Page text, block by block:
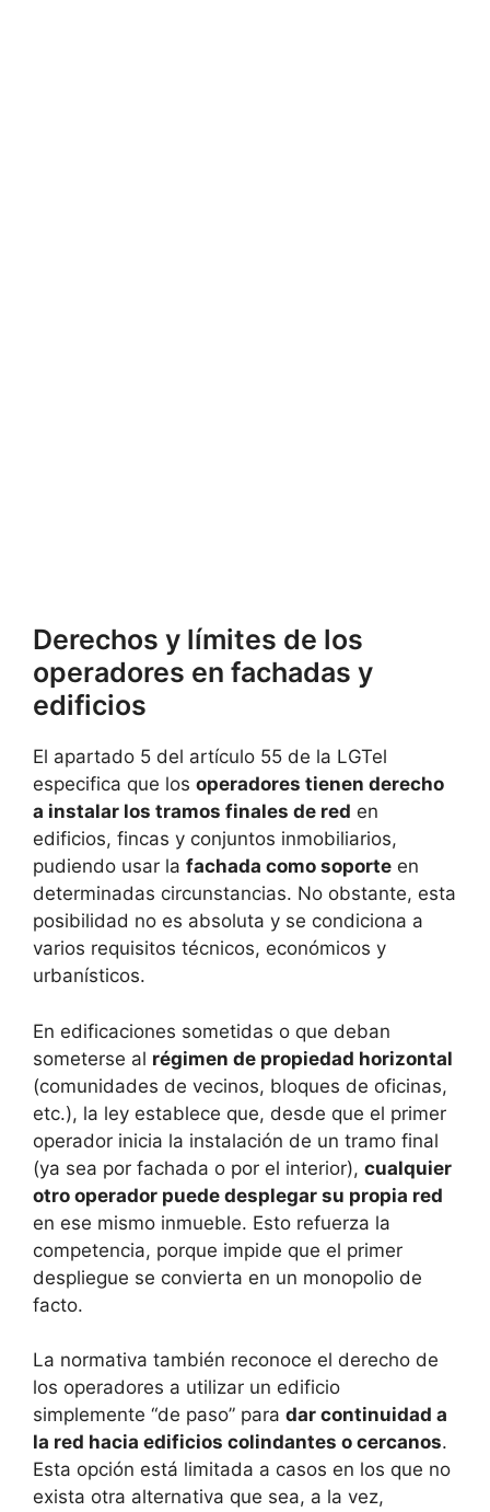
Derechos y límites de los
operadores en fachadas y
edificios
El apartado 5 del artículo 55 de la LGTel
especifica que los operadores tienen derecho
a instalar los tramos finales de red en
edificios, fincas y conjuntos inmobiliarios,
pudiendo usar la fachada como soporte en
determinadas circunstancias. No obstante, esta
posibilidad no es absoluta y se condiciona a
varios requisitos técnicos, económicos y
urbanísticos.
En edificaciones sometidas o que deban
someterse al régimen de propiedad horizontal
(comunidades de vecinos, bloques de oficinas,
etc.), la ley establece que, desde que el primer
operador inicia la instalación de un tramo final
(ya sea por fachada o por el interior), cualquier
otro operador puede desplegar su propia red
en ese mismo inmueble. Esto refuerza la
competencia, porque impide que el primer
despliegue se convierta en un monopolio de
facto.
La normativa también reconoce el derecho de
los operadores a utilizar un edificio
simplemente “de paso” para dar continuidad a
la red hacia edificios colindantes o cercanos.
Esta opción está limitada a casos en los que no
exista otra alternativa que sea, a la vez,